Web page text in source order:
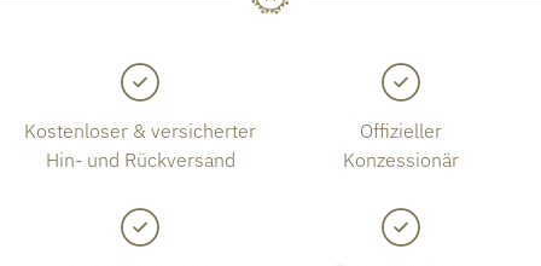
Kostenloser & versicherter
Hin- und Rückversand
Offizieller
Konzessionär